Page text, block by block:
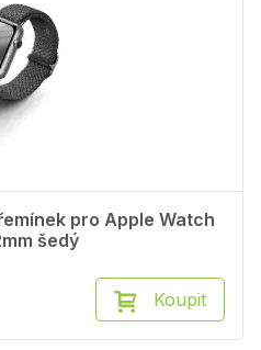
pro Apple Watch
šedý
Koupit